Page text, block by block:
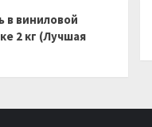
в виниловой
2 кг (Лучшая